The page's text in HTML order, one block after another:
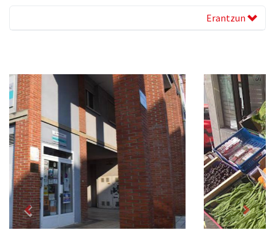
Erantzun
Previous Next